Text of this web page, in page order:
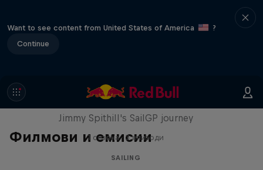
Want to see content from United States of America
?
Continue
Филмови и емисии
Uncharted
Jimmy Spithill's SailGP journey
1 сезона · 3 епизоди
SAILING